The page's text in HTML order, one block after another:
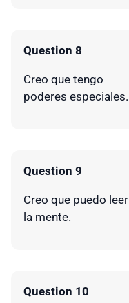
Question 8
Creo que tengo
poderes especiales.
Question 9
Creo que puedo leer
la mente.
Question 10